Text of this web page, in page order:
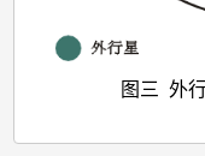
图三 外